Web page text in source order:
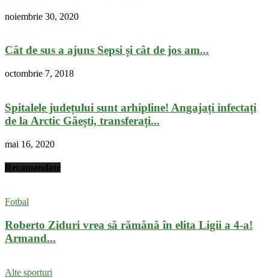
noiembrie 30, 2020
Cât de sus a ajuns Sepsi și cât de jos am...
octombrie 7, 2018
Spitalele județului sunt arhipline! Angajați infectați
de la Arctic Găești, transferați...
mai 16, 2020
Recomandate
Fotbal
Roberto Ziduri vrea să rămână în elita Ligii a 4-a!
Armand...
Alte sporturi